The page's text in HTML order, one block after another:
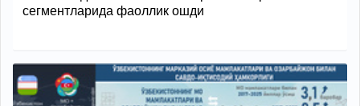
сегментларида фаоллик ошди